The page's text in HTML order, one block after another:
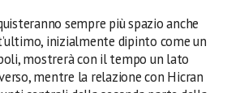
sempre più spazio anche
inizialmente dipinto come un
mostrerà con il tempo un lato
mentre la relazione con Hicran